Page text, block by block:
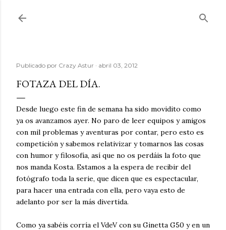
Publicado por Crazy Astur abril 03, 2012
FOTAZA DEL DÍA.
Desde luego este fin de semana ha sido movidito como
ya os avanzamos ayer. No paro de leer equipos y amigos
con mil problemas y aventuras por contar, pero esto es
competición y sabemos relativizar y tomarnos las cosas
con humor y filosofía, así que no os perdáis la foto que
nos manda Kosta. Estamos a la espera de recibir del
fotógrafo toda la serie, que dicen que es espectacular,
para hacer una entrada con ella, pero vaya esto de
adelanto por ser la más divertida.
Como ya sabéis corría el VdeV con su Ginetta G50 y en un